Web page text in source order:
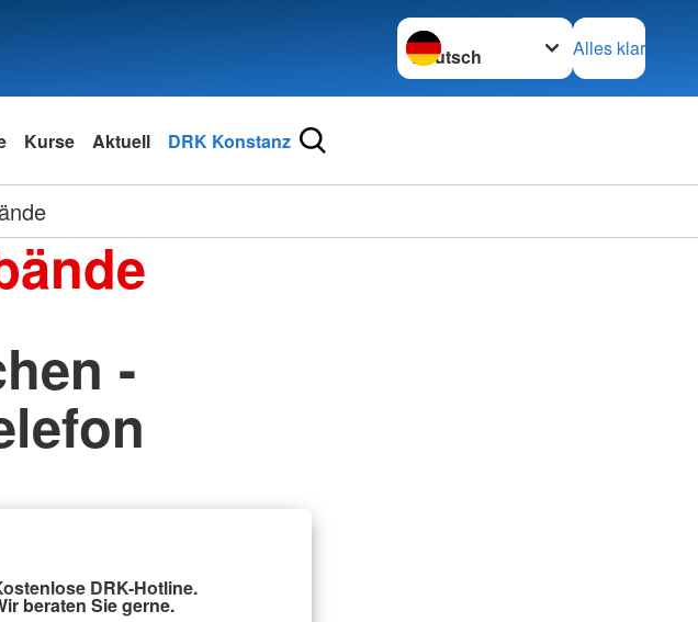
Sprache wechseln zu
Alles klar
Kurse Aktuell DRK Konstanz
-
DRK-Hotline.
beraten Sie gerne.